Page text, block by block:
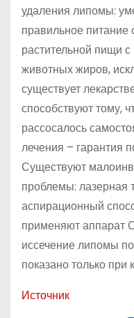
удаления липомы:
правильное питание
растительной пищи
животных жиров,
существует
способствуют тому,
рассосалось
лечения – гарантия
Существуют
проблемы: лазерная
аспирационный
применяют аппарат
иссечение липомы
показано только при
Источник